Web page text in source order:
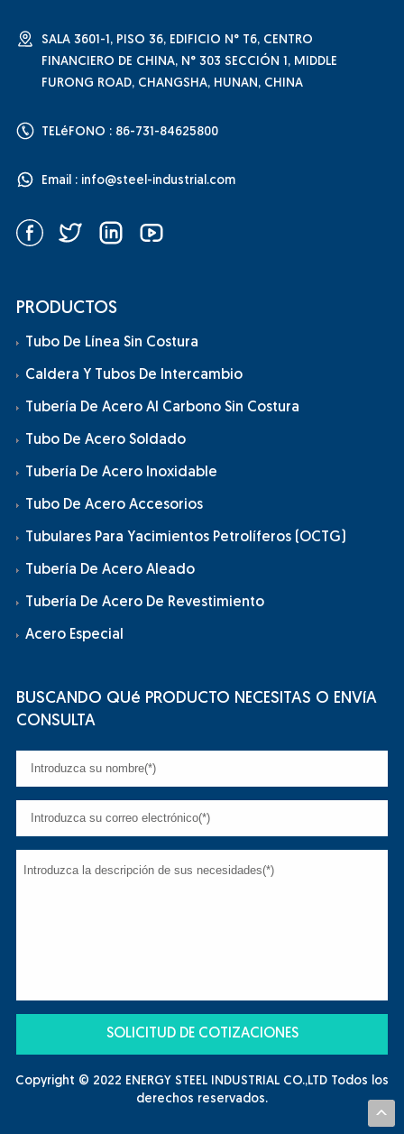
SALA 3601-1, PISO 36, EDIFICIO N° T6, CENTRO
FINANCIERO DE CHINA, N° 303 SECCIÓN 1, MIDDLE
FURONG ROAD, CHANGSHA, HUNAN, CHINA
TELéFONO : 86-731-84625800
Email : info@steel-industrial.com
PRODUCTOS
Tubo De Línea Sin Costura
Caldera Y Tubos De Intercambio
Tubería De Acero Al Carbono Sin Costura
Tubo De Acero Soldado
Tubería De Acero Inoxidable
Tubo De Acero Accesorios
Tubulares Para Yacimientos Petrolíferos (OCTG)
Tubería De Acero Aleado
Tubería De Acero De Revestimiento
Acero Especial
BUSCANDO QUé PRODUCTO NECESITAS O ENVíA
CONSULTA
Copyright © 2022 ENERGY STEEL INDUSTRIAL CO.,LTD Todos los
derechos reservados.